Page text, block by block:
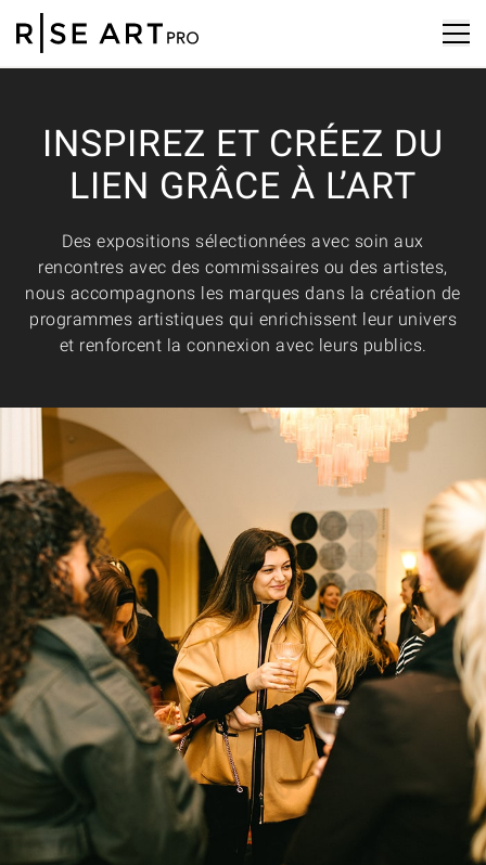
INSPIREZ ET CRÉEZ DU
LIEN GRÂCE À L’ART
Des expositions sélectionnées avec soin aux
rencontres avec des commissaires ou des artistes,
nous accompagnons les marques dans la création de
programmes artistiques qui enrichissent leur univers
et renforcent la connexion avec leurs publics.